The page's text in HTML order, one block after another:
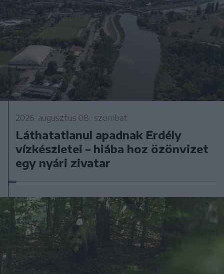
2026. augusztus 08., szombat
Láthatatlanul apadnak Erdély
vízkészletei – hiába hoz özönvizet
egy nyári zivatar